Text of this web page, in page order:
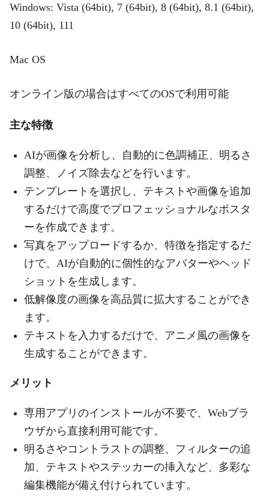
Windows: Vista (64bit), 7 (64bit), 8 (64bit), 8.1 (64bit),
10 (64bit), 111
Mac OS
オンライン版の場合はすべてのOSで利用可能
主な特徴
AIが画像を分析し、自動的に色調補正、明るさ
調整、ノイズ除去などを行います。
テンプレートを選択し、テキストや画像を追加
するだけで高度でプロフェッショナルなポスタ
ーを作成できます。
写真をアップロードするか、特徴を指定するだ
けで、AIが自動的に個性的なアバターやヘッド
ショットを生成します。
低解像度の画像を高品質に拡大することができ
ます。
テキストを入力するだけで、アニメ風の画像を
生成することができます。
メリット
専用アプリのインストールが不要で、Webブラ
ウザから直接利用可能です。
明るさやコントラストの調整、フィルターの追
加、テキストやステッカーの挿入など、多彩な
編集機能が備え付けられています。